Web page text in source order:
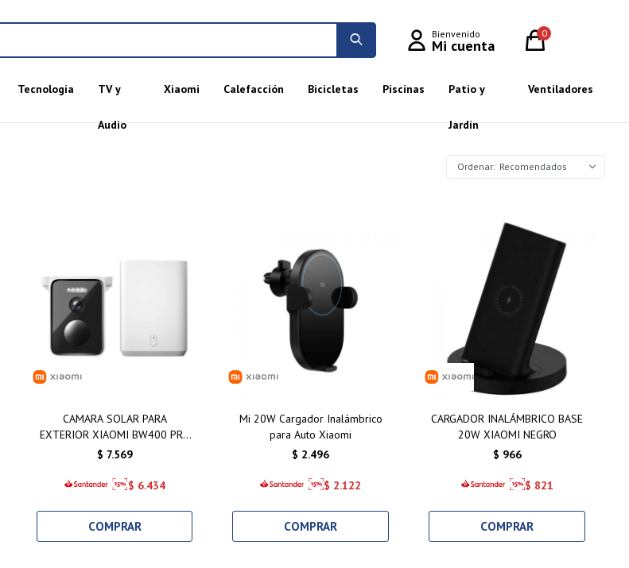
Tecnología TV y
Audio
Xiaomi Calefacción Bicicletas Piscinas Patio y
Jardín
Ventiladores
0
Recomendados
CAMARA SOLAR PARA
EXTERIOR XIAOMI BW400 PRO
SET
$ 7.569
$ 6.434
Mi 20W Cargador Inalámbrico
para Auto Xiaomi
$ 2.496
$ 2.122
CARGADOR INALÁMBRICO BASE
20W XIAOMI NEGRO
$ 966
$ 821